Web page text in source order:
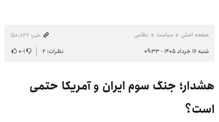
صفحه اصلی سیاست نظامی
خبر: ۱۵۰٬۸۲۷
شنبه ۱۶ خرداد ۱۴۰۵ - ۰۹:۳۳
نظرات: ۲ ۱-۰
هشدار؛ جنگ سوم ایران و آمریکا حتمی
است؟